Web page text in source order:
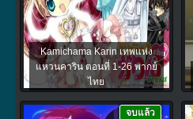
Kamichama Karin เทพแห่ง
แหวนคาริน ตอนที่ 1-26 พากย์
ไทย
จบแล้ว